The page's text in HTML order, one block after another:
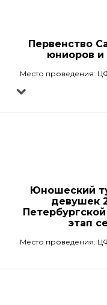
Первенство
юниоров и
Место проведения:
Юношеский
девушек
этап
Место проведения: